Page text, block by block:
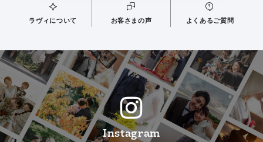
ラヴィについて お客さまの声 よくあるご質問
Instagram